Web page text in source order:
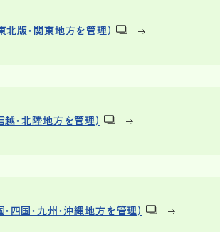
北版・関東地方を管理)
越・北陸地方を管理)
四国・九州・沖縄地方を管理)